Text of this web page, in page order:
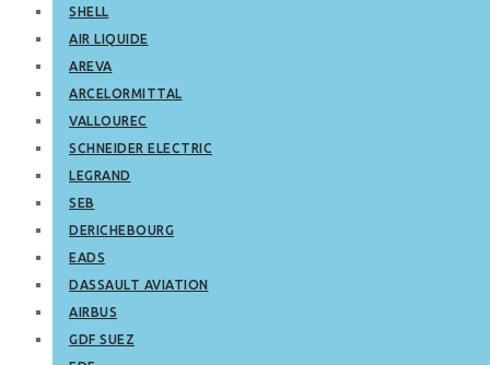
SHELL
AIR LIQUIDE
AREVA
ARCELORMITTAL
VALLOUREC
SCHNEIDER ELECTRIC
LEGRAND
SEB
DERICHEBOURG
EADS
DASSAULT AVIATION
AIRBUS
GDF SUEZ